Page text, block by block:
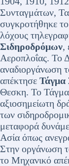
Συνταγμάτων,
συγκροτήθηκε
λόχους
Σιδηροδρόμων,
Αεροπλοΐας. Το
αναδιοργάνωση
απέκτησε Τάγμα
Θεσκη. Το Τάγμα
αξιοσημείωτη
των
μεταφορά
Ασία όπως
Στην οργάνωση
το Μηχανικό